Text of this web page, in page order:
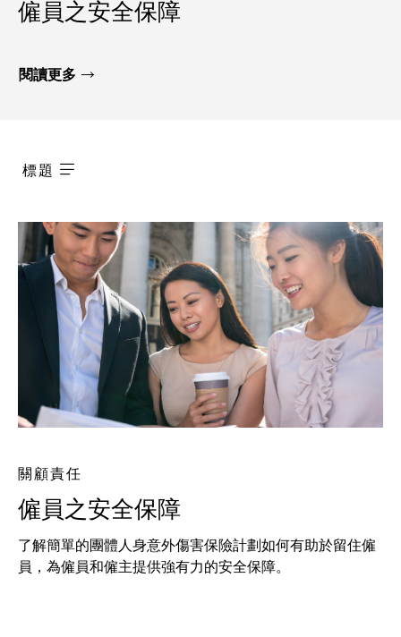
僱員之安全保障
閱讀更多
標題
關顧責任
僱員之安全保障
了解簡單的團體人身意外傷害保險計劃如何有助於留住僱
員，為僱員和僱主提供強有力的安全保障。